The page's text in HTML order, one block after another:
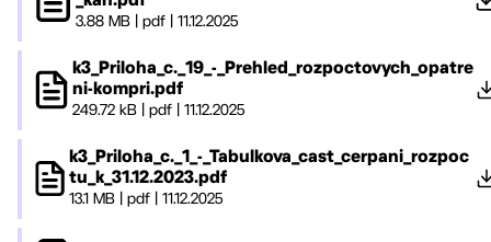
3.88 MB |pdf |11.12.2025
k3_Priloha_c._19_-_Prehled_rozpoctovych_opatre
ni-kompri.pdf
249.72 kB| pdf| 11.12.2025
k3_Priloha_c._1_-_Tabulkova_cast_cerpani_rozpoc
tu_k_31.12.2023.pdf
13.1 MB pdf 11.12.2025